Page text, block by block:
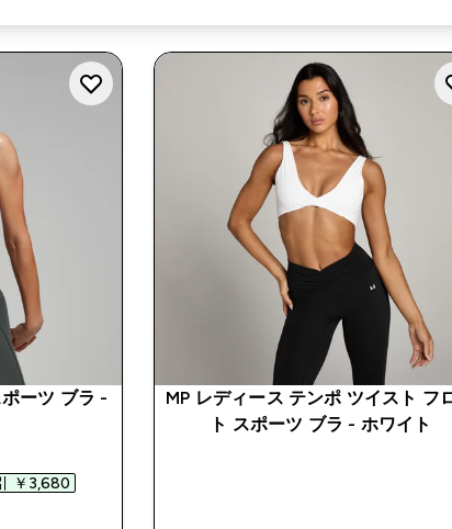
ーツ ブラ -
price
￥3,680‎
MP レディース テンポ ツイスト フ
ト スポーツ ブラ - ホワイト